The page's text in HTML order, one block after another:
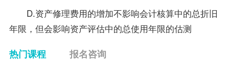
D.资产修理费用的增加不影响会计核算中的总折旧
年限，但会影响资产评估中的总使用年限的估测
热门课程 报名咨询